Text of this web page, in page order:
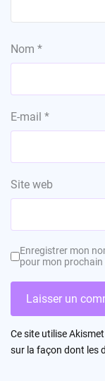
Nom *
E-mail *
Site web
Enregistrer mon
pour mon
Ce site utilise
sur la façon dont les